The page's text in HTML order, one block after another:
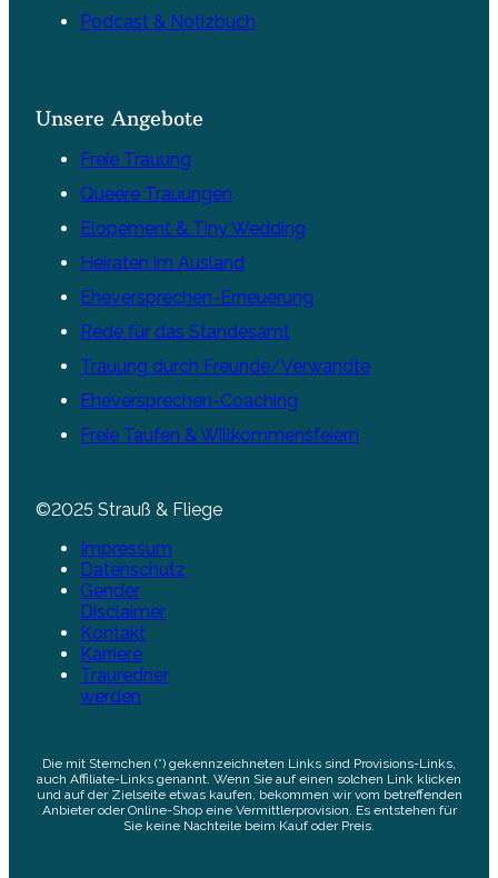
Podcast & Notizbuch
Unsere Angebote
Freie Trauung
Queere Trauungen
Elopement & Tiny Wedding
Heiraten im Ausland
Eheversprechen-Erneuerung
Rede für das Standesamt
Trauung durch Freunde/Verwandte
Eheversprechen-Coaching
Freie Taufen & Willkommensfeiern
©2025 Strauß & Fliege
Impressum
Datenschutz
Gender
Disclaimer
Kontakt
Karriere
Trauredner
werden
Die mit Sternchen (*) gekennzeichneten Links sind Provisions-Links,
auch Affiliate-Links genannt. Wenn Sie auf einen solchen Link klicken
und auf der Zielseite etwas kaufen, bekommen wir vom betreffenden
Anbieter oder Online-Shop eine Vermittlerprovision. Es entstehen für
Sie keine Nachteile beim Kauf oder Preis.